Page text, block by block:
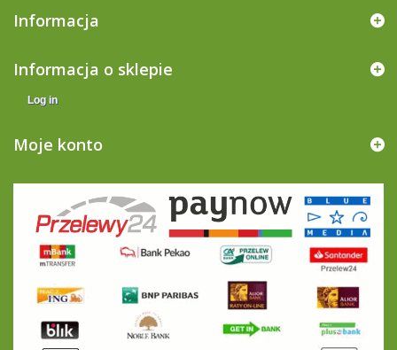
Informacja
Informacja o sklepie
Log in
Moje konto